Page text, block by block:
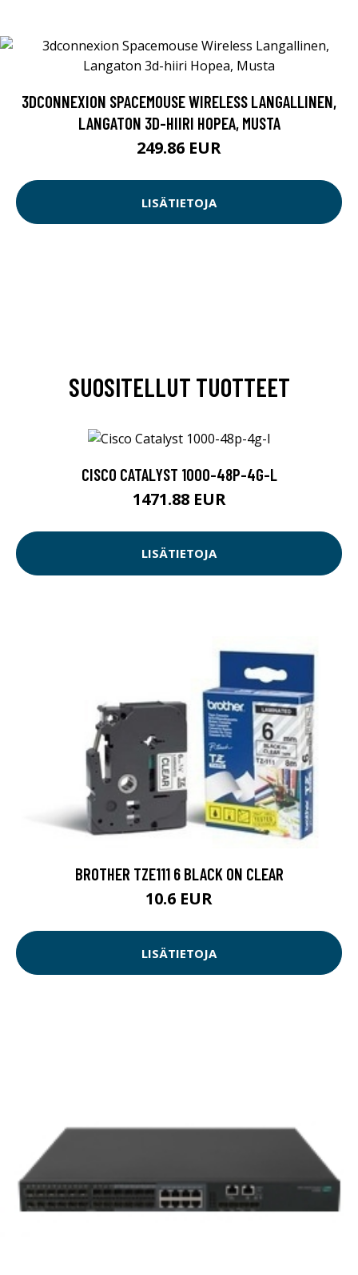
3DCONNEXION SPACEMOUSE WIRELESS LANGALLINEN,
LANGATON 3D-HIIRI HOPEA, MUSTA
249.86 EUR
LISÄTIETOJA
SUOSITELLUT TUOTTEET
CISCO CATALYST 1000-48P-4G-L
1471.88 EUR
LISÄTIETOJA
BROTHER TZE111 6 BLACK ON CLEAR
10.6 EUR
LISÄTIETOJA